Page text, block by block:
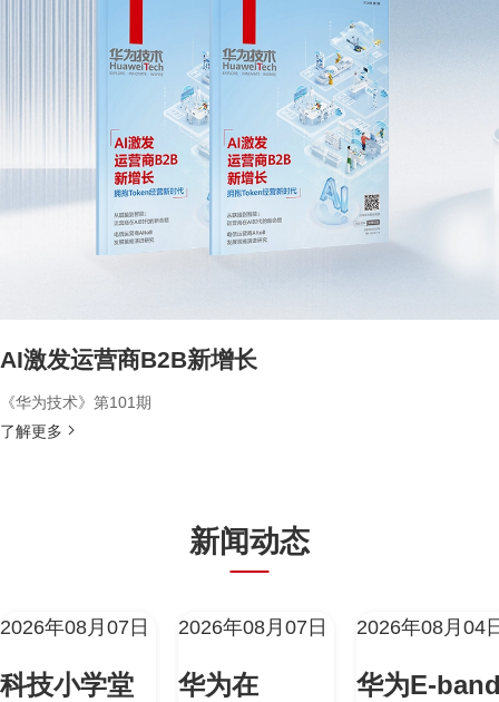
AI激发运营商B2B新增长
《华为技术》第101期
了解更多
新闻动态
2026年08月07日
科技小学堂
2026年08月07日
华为在
2026年08月04
华为E-